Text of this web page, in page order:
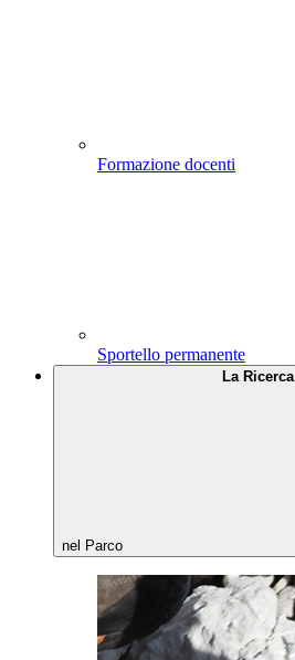
Formazione docenti
Sportello permanente
La Ricerca
nel Parco